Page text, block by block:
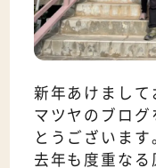
新年あけまして
マツヤのブロ
とうございます
去年も度重な